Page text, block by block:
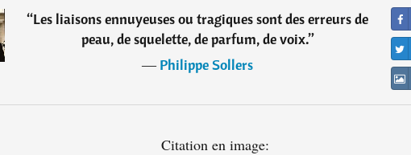
“Les liaisons ennuyeuses ou tragiques sont des erreurs de
peau, de squelette, de parfum, de voix.”
―Philippe Sollers
Citation en image: